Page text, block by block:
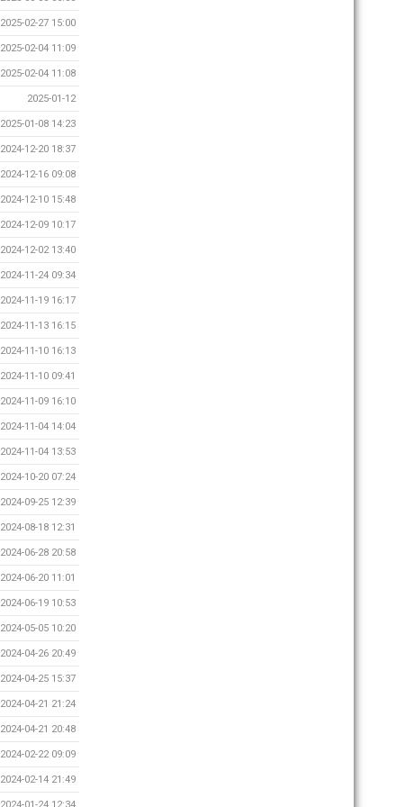
2025-02-27 15:00
2025-02-04 11:09
2025-02-04 11:08
2025-01-12
2025-01-08 14:23
2024-12-20 18:37
2024-12-16 09:08
2024-12-10 15:48
2024-12-09 10:17
2024-12-02 13:40
2024-11-24 09:34
2024-11-19 16:17
2024-11-13 16:15
2024-11-10 16:13
2024-11-10 09:41
2024-11-09 16:10
2024-11-04 14:04
2024-11-04 13:53
2024-10-20 07:24
2024-09-25 12:39
2024-08-18 12:31
2024-06-28 20:58
2024-06-20 11:01
2024-06-19 10:53
2024-05-05 10:20
2024-04-26 20:49
2024-04-25 15:37
2024-04-21 21:24
2024-04-21 20:48
2024-02-22 09:09
2024-02-14 21:49